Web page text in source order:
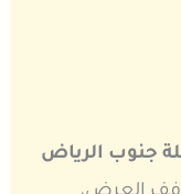
جنوب الرياض